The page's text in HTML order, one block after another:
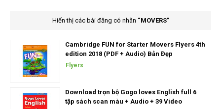
Hiển thị các bài đăng có nhãn MOVERS
Cambridge FUN for Starter Movers Flyers 4th
edition 2018 (PDF + Audio) Bản Đẹp
Flyers
Download trọn bộ Gogo loves English full 6
tập sách scan màu + Audio + 39 Video